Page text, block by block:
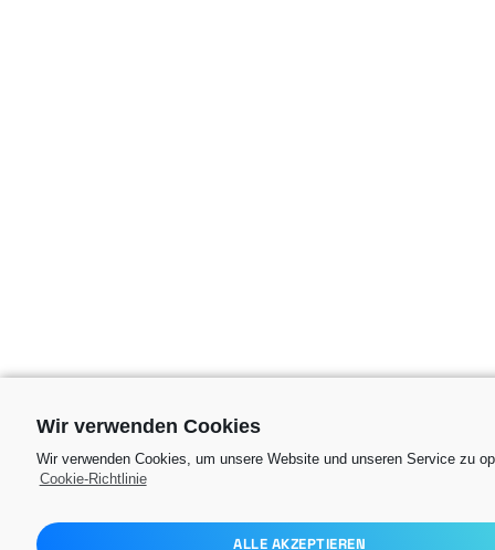
Wir verwenden Cookies
Wir verwenden Cookies, um unsere Website und unseren Service zu
Cookie-Richtlinie
ALLE AKZEPTIEREN